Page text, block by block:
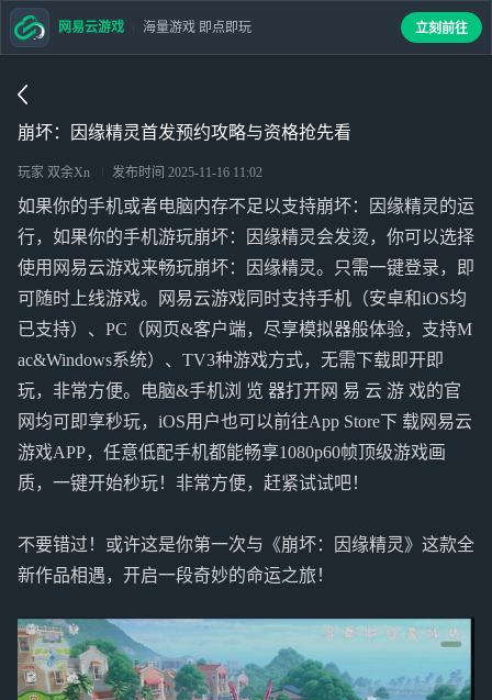
崩坏：因缘精灵首发预约攻略与资格抢先看
玩家 双余Xn 发布时间 2025-11-16 11:02
如果你的手机或者电脑内存不足以支持崩坏：因缘精灵的运
行，如果你的手机游玩崩坏：因缘精灵会发烫，你可以选择
使用网易云游戏来畅玩崩坏：因缘精灵。只需一键登录，即
可随时上线游戏。网易云游戏同时支持手机（安卓和iOS均
已支持）、PC（网页&客户端，尽享模拟器般体验，支持M
ac&Windows系统）、TV3种游戏方式，无需下载即开即
玩，非常方便。电脑&手机浏 览 器打开网 易 云 游 戏的官
网均可即享秒玩，iOS用户也可以前往App Store下 载网易云
游戏APP，任意低配手机都能畅享1080p60帧顶级游戏画
质，一键开始秒玩！非常方便，赶紧试试吧！
不要错过！或许这是你第一次与《崩坏：因缘精灵》这款全
新作品相遇，开启一段奇妙的命运之旅！
网易云游戏 海量游戏 即点即玩 立刻前往